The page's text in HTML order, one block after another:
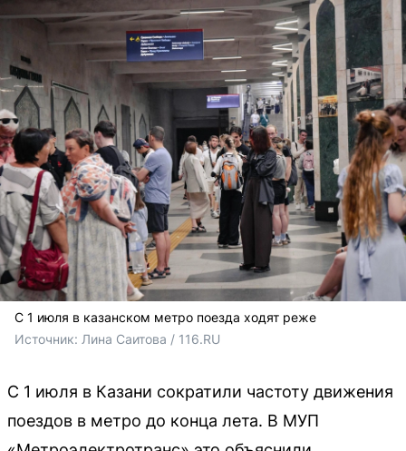
С 1 июля в казанском метро поезда ходят реже
Источник: Лина Саитова / 116.RU
С 1 июля в Казани сократили частоту движения
поездов в метро до конца лета. В МУП